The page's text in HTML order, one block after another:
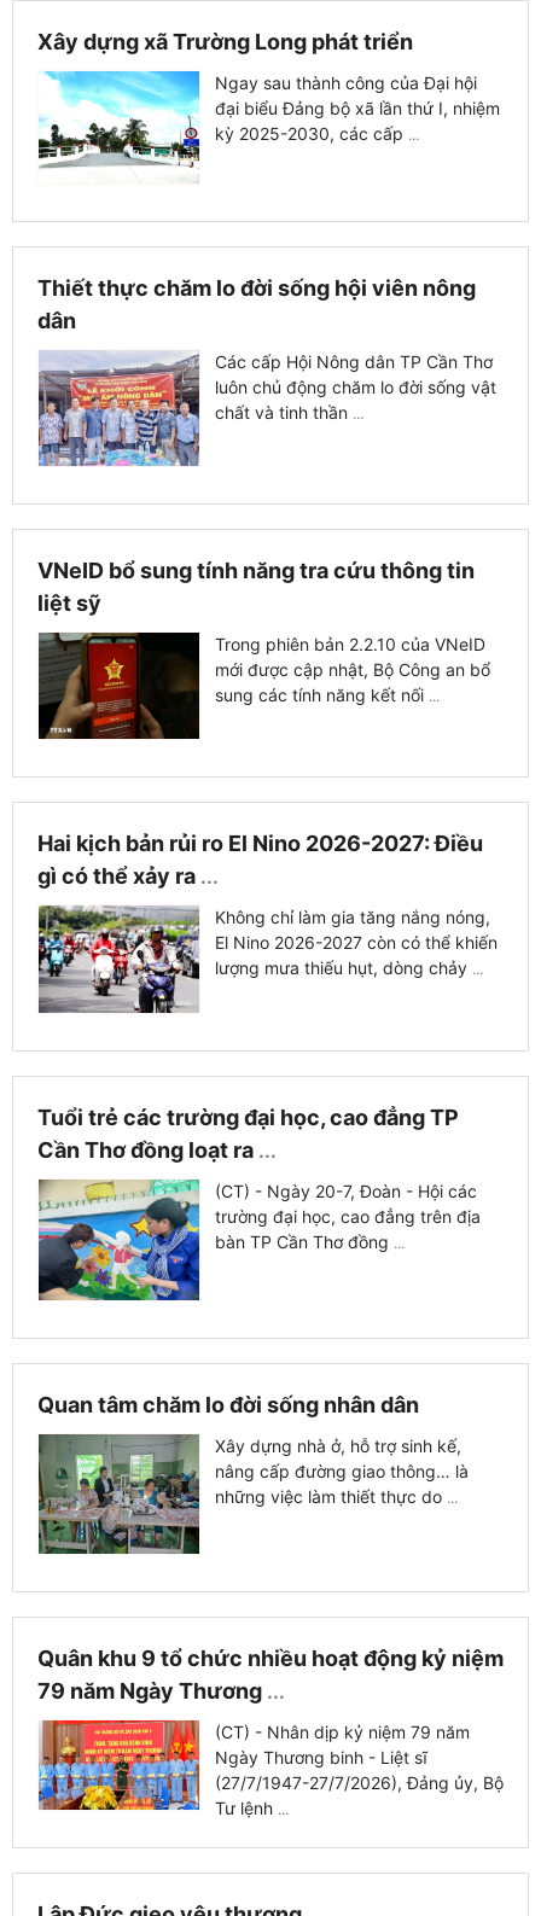
Xây dựng xã Trường Long phát triển
Ngay sau thành công của Đại hội
đại biểu Đảng bộ xã lần thứ I, nhiệm
kỳ 2025-2030, các cấp ...
Thiết thực chăm lo đời sống hội viên nông
dân
Các cấp Hội Nông dân TP Cần Thơ
luôn chủ động chăm lo đời sống vật
chất và tinh thần...
VNeID bổ sung tính năng tra cứu thông tin
liệt sỹ
Trong phiên bản 2.2.10 của VNeID
mới được cập nhật, Bộ Công an bổ
sung các tính năng kết nối...
Hai kịch bản rủi ro El Nino 2026-2027: Điều
gì có thể xảy ra ...
Không chỉ làm gia tăng nắng nóng,
El Nino 2026-2027 còn có thể khiến
lượng mưa thiếu hụt, dòng chảy...
Tuổi trẻ các trường đại học, cao đẳng TP
Cần Thơ đồng loạt ra ...
(CT) - Ngày 20-7, Đoàn - Hội các
trường đại học, cao đẳng trên địa
bàn TP Cần Thơ đồng ...
Quan tâm chăm lo đời sống nhân dân
Xây dựng nhà ở, hỗ trợ sinh kế,
nâng cấp đường giao thông… là
những việc làm thiết thực do...
Quân khu 9 tổ chức nhiều hoạt động kỷ niệm
79 năm Ngày Thương ...
(CT) - Nhân dịp kỷ niệm 79 năm
Ngày Thương binh - Liệt sĩ
(27/7/1947-27/7/2026), Đảng ủy, Bộ
Tư lệnh...